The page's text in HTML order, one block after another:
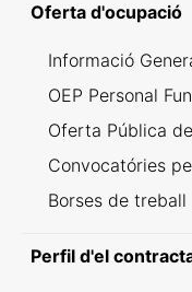
Oferta d'ocupació
Informació
OEP Personal
Oferta Pública
Convocatóries
Borses de treball
Perfil d'el